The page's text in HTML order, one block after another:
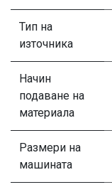
Тип на
източника
Начин
подаване на
материала
Размери на
машината